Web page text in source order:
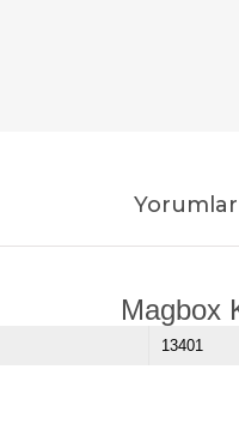
Yorumlar
Magbox
13401